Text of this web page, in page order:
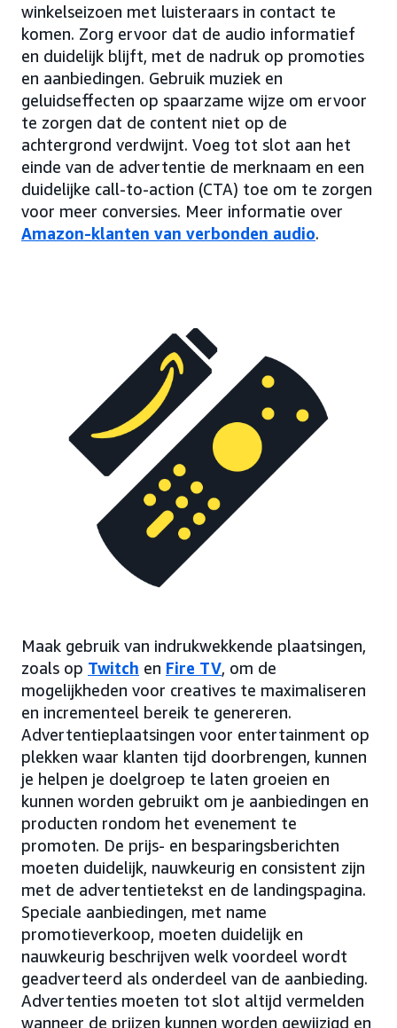
winkelseizoen met luisteraars in contact te
komen. Zorg ervoor dat de audio informatief
en duidelijk blijft, met de nadruk op promoties
en aanbiedingen. Gebruik muziek en
geluidseffecten op spaarzame wijze om ervoor
te zorgen dat de content niet op de
achtergrond verdwijnt. Voeg tot slot aan het
einde van de advertentie de merknaam en een
duidelijke call-to-action (CTA) toe om te zorgen
voor meer conversies. Meer informatie over
Amazon-klanten van verbonden audio.
Maak gebruik van indrukwekkende plaatsingen,
zoals op Twitch en Fire TV, om de
mogelijkheden voor creatives te maximaliseren
en incrementeel bereik te genereren.
Advertentieplaatsingen voor entertainment op
plekken waar klanten tijd doorbrengen, kunnen
je helpen je doelgroep te laten groeien en
kunnen worden gebruikt om je aanbiedingen en
producten rondom het evenement te
promoten. De prijs- en besparingsberichten
moeten duidelijk, nauwkeurig en consistent zijn
met de advertentietekst en de landingspagina.
Speciale aanbiedingen, met name
promotieverkoop, moeten duidelijk en
nauwkeurig beschrijven welk voordeel wordt
geadverteerd als onderdeel van de aanbieding.
Advertenties moeten tot slot altijd vermelden
wanneer de prijzen kunnen worden gewijzigd en